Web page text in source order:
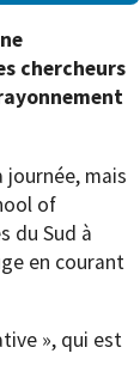
chercheurs
mais
of
du Sud à
en courant
», qui est